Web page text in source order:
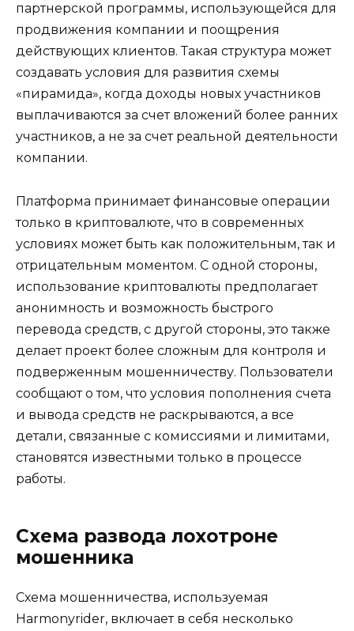
партнерской программы, использующейся для
продвижения компании и поощрения
действующих клиентов. Такая структура может
создавать условия для развития схемы
«пирамида», когда доходы новых участников
выплачиваются за счет вложений более ранних
участников, а не за счет реальной деятельности
компании.
Платформа принимает финансовые операции
только в криптовалюте, что в современных
условиях может быть как положительным, так и
отрицательным моментом. С одной стороны,
использование криптовалюты предполагает
анонимность и возможность быстрого
перевода средств, с другой стороны, это также
делает проект более сложным для контроля и
подверженным мошенничеству. Пользователи
сообщают о том, что условия пополнения счета
и вывода средств не раскрываются, а все
детали, связанные с комиссиями и лимитами,
становятся известными только в процессе
работы.
Схема развода лохотроне
мошенника
Схема мошенничества, используемая
Harmonyrider, включает в себя несколько